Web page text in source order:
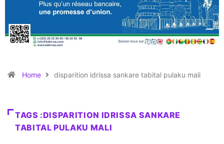
Home disparition idrissa sankare tabital pulaku mali
TAGS :DISPARITION IDRISSA SANKARE
TABITAL PULAKU MALI